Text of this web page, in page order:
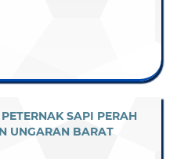
SAPI PERAH
UNGARAN BARAT